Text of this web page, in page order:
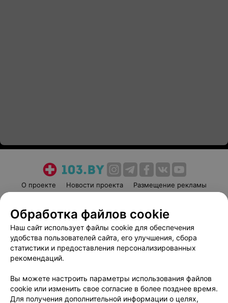
О проекте Новости проекта
Размещение рекламы
Пользовательское соглашение
Способы оплаты
Вакансии
Партнеры
Написать руководителю 103.by
Обработка персональных данных
Обработка файлов cookie
Наш сайт использует файлы cookie для обеспечения
удобства пользователей сайта, его улучшения, сбора
статистики и предоставления персонализированных
рекомендаций.
Вы можете настроить параметры использования файлов
cookie или изменить свое согласие в более позднее время.
Для получения дополнительной информации о целях,